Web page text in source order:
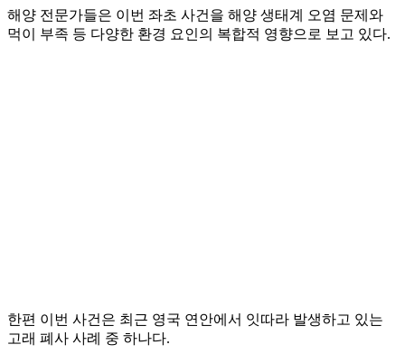
해양 전문가들은 이번 좌초 사건을 해양 생태계 오염 문제와
먹이 부족 등 다양한 환경 요인의 복합적 영향으로 보고 있다.
한편 이번 사건은 최근 영국 연안에서 잇따라 발생하고 있는
고래 폐사 사례 중 하나다.